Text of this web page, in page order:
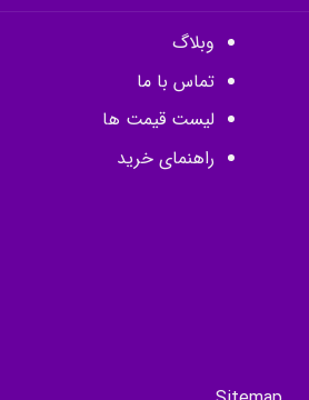
وبلاگ
تماس با ما
لیست قیمت ها
راهنمای خرید